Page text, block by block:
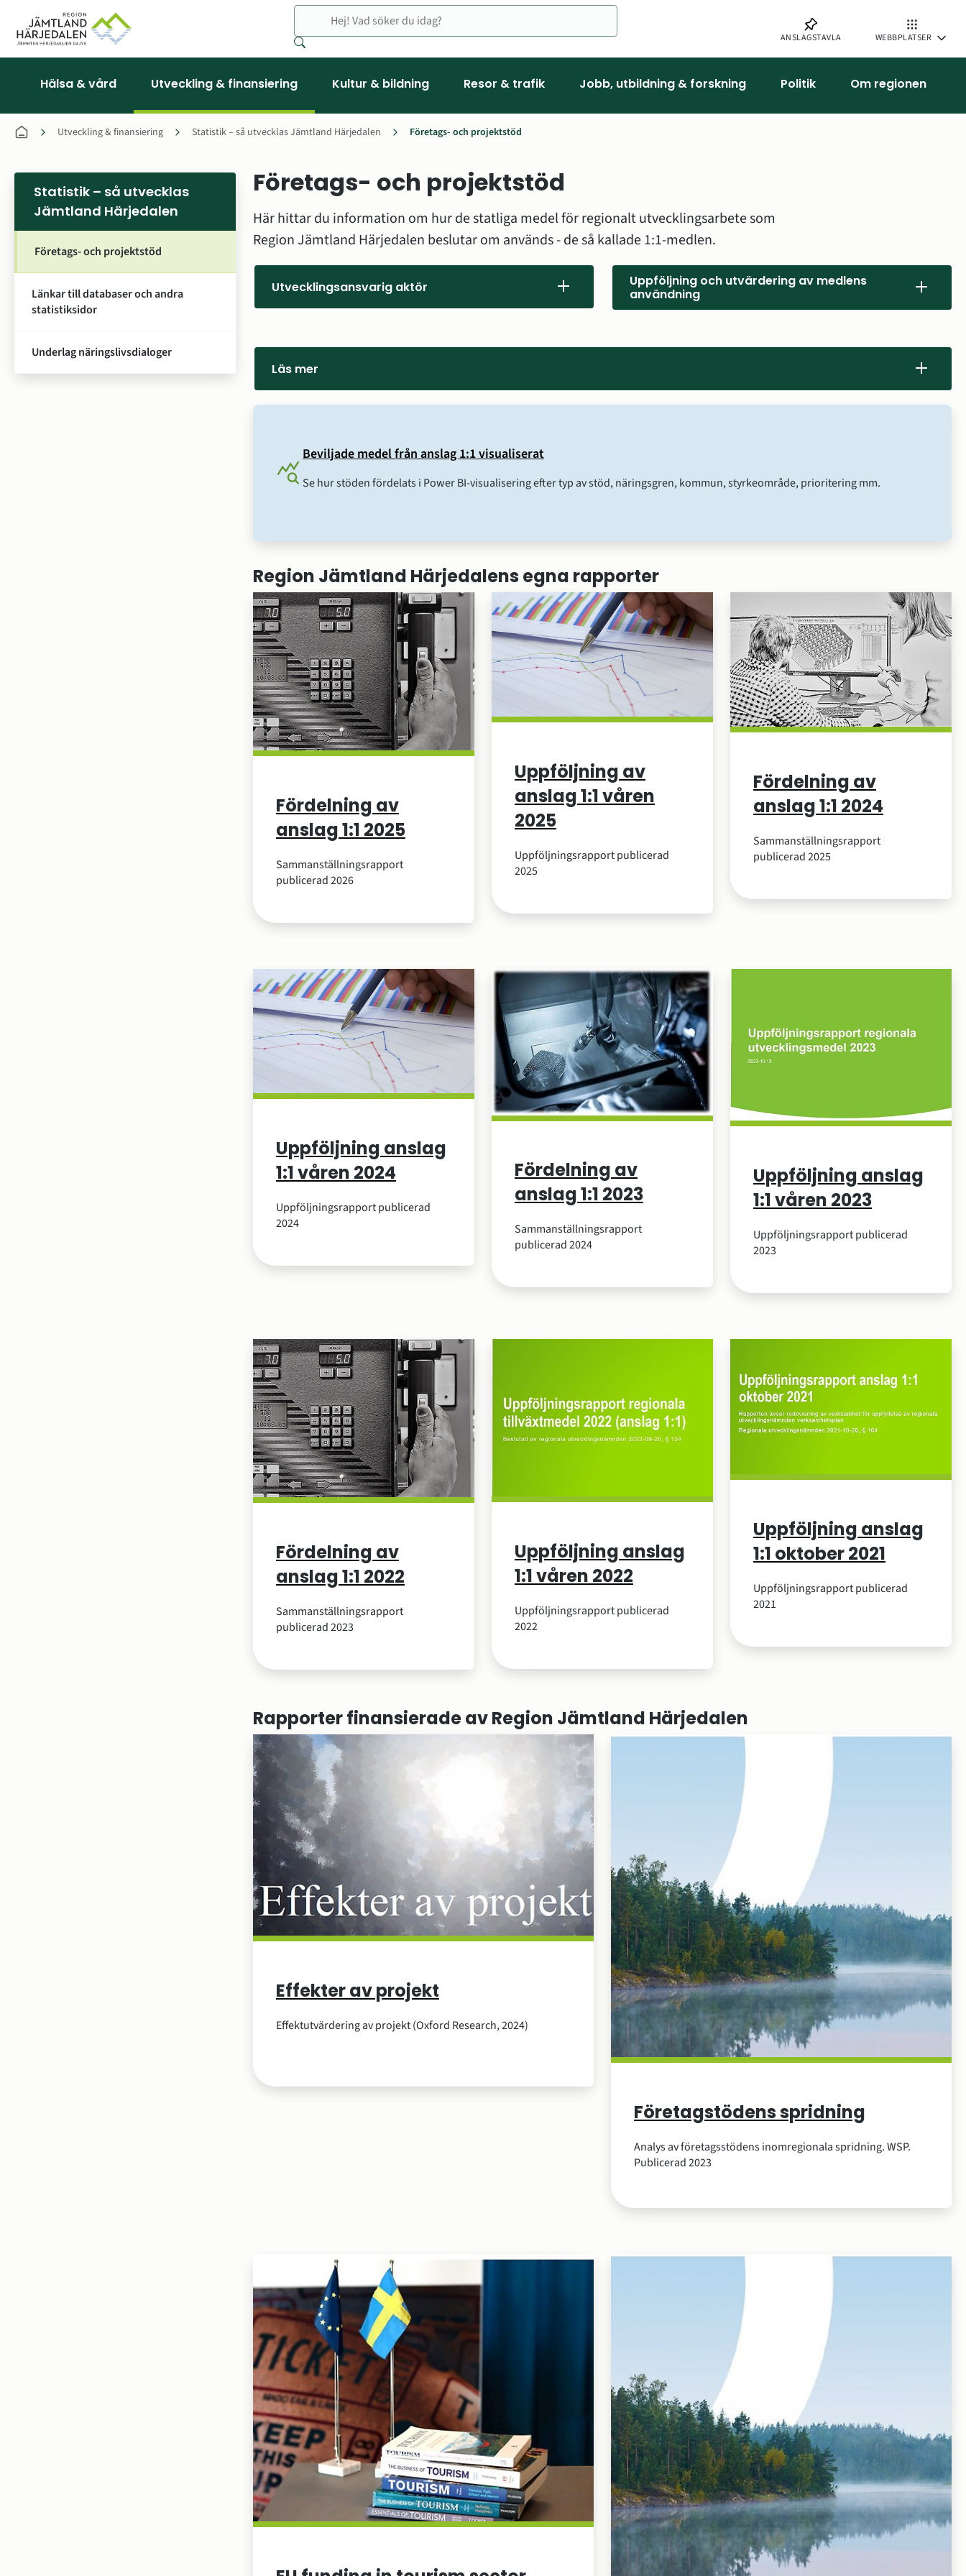
ANSLAGSTAVLA WEBBPLATSER
Hälsa & vård Utveckling & finansiering Kultur & bildning Resor & trafik Jobb, utbildning & forskning Politik Om regionen
Utveckling & finansiering Statistik – så utvecklas Jämtland Härjedalen Företags- och projektstöd
Statistik – så utvecklas
Jämtland Härjedalen
Företags- och projektstöd
Länkar till databaser och andra
statistiksidor
Underlag näringslivsdialoger
Företags- och projektstöd
Här hittar du information om hur de statliga medel för regionalt utvecklingsarbete som
Region Jämtland Härjedalen beslutar om används - de så kallade 1:1-medlen.
Utvecklingsansvarig aktör
Uppföljning och utvärdering av medlens
användning
Läs mer
Beviljade medel från anslag 1:1 visualiserat
Se hur stöden fördelats i Power BI-visualisering efter typ av stöd, näringsgren, kommun, styrkeområde, prioritering mm.
Region Jämtland Härjedalens egna rapporter
Fördelning av
anslag 1:1 2025
Sammanställningsrapport
publicerad 2026
Uppföljning av
anslag 1:1 våren
2025
Uppföljningsrapport publicerad
2025
Fördelning av
anslag 1:1 2024
Sammanställningsrapport
publicerad 2025
Uppföljning anslag
1:1 våren 2024
Uppföljningsrapport publicerad
2024
Fördelning av
anslag 1:1 2023
Sammanställningsrapport
publicerad 2024
Uppföljning anslag
1:1 våren 2023
Uppföljningsrapport publicerad
2023
Fördelning av
anslag 1:1 2022
Sammanställningsrapport
publicerad 2023
Uppföljning anslag
1:1 våren 2022
Uppföljningsrapport publicerad
2022
Uppföljning anslag
1:1 oktober 2021
Uppföljningsrapport publicerad
2021
Rapporter finansierade av Region Jämtland Härjedalen
Effekter av projekt
Effektutvärdering av projekt (Oxford Research, 2024)
Företagstödens spridning
Analys av företagsstödens inomregionala spridning. WSP.
Publicerad 2023